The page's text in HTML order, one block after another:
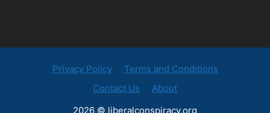
Privacy Policy
Terms and Conditions
Contact Us
About
2026 © liberalconspiracy.org